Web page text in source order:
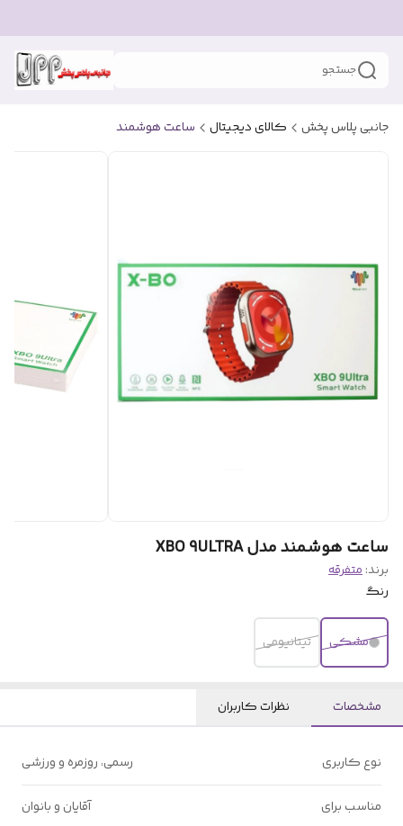
جستجو
جانبی پلاس پخش کالای دیجیتال ساعت هوشمند
ساعت هوشمند مدل XBO 9ULTRA
برند:متفرقه
رنگ
مشکی تیتانیومی
مشخصات نظرات کاربران
نوع کاربری رسمی، روزمره و ورزشی
مناسب برای آقایان و بانوان